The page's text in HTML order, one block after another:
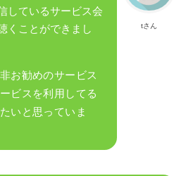
tさん
しているサービス会
くことができまし
お勧めのサービス
ビスを利用してる
いと思っていま